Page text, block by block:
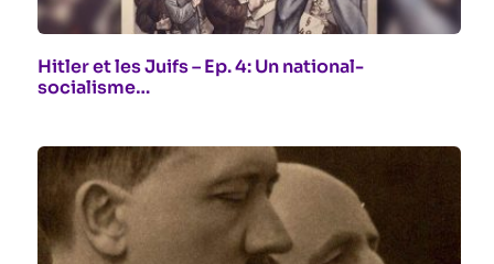
Hitler et les Juifs – Ep. 4: Un national-
socialisme…